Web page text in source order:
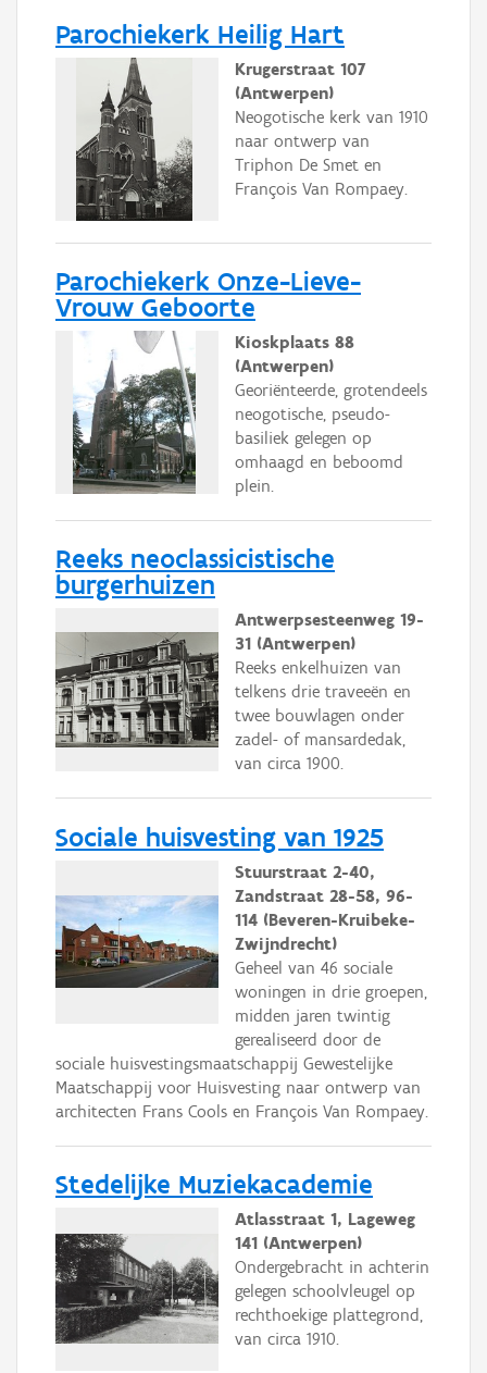
Parochiekerk Heilig Hart
Krugerstraat 107
(Antwerpen)
Neogotische kerk van 1910
naar ontwerp van
Triphon De Smet en
François Van Rompaey.
Parochiekerk Onze-Lieve-
Vrouw Geboorte
Kioskplaats 88
(Antwerpen)
Georiënteerde, grotendeels
neogotische, pseudo-
basiliek gelegen op
omhaagd en beboomd
plein.
Reeks neoclassicistische
burgerhuizen
Antwerpsesteenweg 19-
31 (Antwerpen)
Reeks enkelhuizen van
telkens drie traveeën en
twee bouwlagen onder
zadel- of mansardedak,
van circa 1900.
Sociale huisvesting van 1925
Stuurstraat 2-40,
Zandstraat 28-58, 96-
114 (Beveren-Kruibeke-
Zwijndrecht)
Geheel van 46 sociale
woningen in drie groepen,
midden jaren twintig
gerealiseerd door de
sociale huisvestingsmaatschappij Gewestelijke
Maatschappij voor Huisvesting naar ontwerp van
architecten Frans Cools en François Van Rompaey.
Stedelijke Muziekacademie
Atlasstraat 1, Lageweg
141 (Antwerpen)
Ondergebracht in achterin
gelegen schoolvleugel op
rechthoekige plattegrond,
van circa 1910.